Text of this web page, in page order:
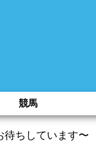
競馬
ちしています〜